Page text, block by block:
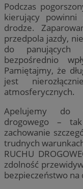
Podczas
kierujący powinni
drodze.
przedpola jazdy,
do panujących
bezpośrednio
Pamiętajmy, że
jest
atmosferycznych.
Apelujemy do
drogowego –
zachowanie
trudnych
RUCHU
zdolność
bezpieczeństwo na